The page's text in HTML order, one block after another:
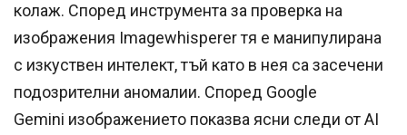
колаж. Според инструмента за проверка на
изображения Imagewhisperer тя е манипулирана
с изкуствен интелект, тъй като в нея са засечени
подозрителни аномалии. Според Google
Gemini изображението показва ясни следи от AI